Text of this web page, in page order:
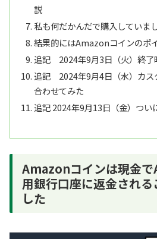
説
私も何だかんだで購入していまし
結果的にはAmazonコインのポ
追記 2024年9月3日（火）終
追記 2024年9月4日（水）カス
合わせてみた
追記 2024年9月13日（金）つい
Amazonコインは現金
用銀行口座に返金される
した